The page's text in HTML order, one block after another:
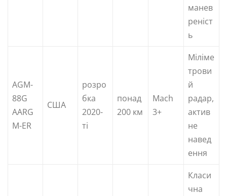
манев
реніст
ь
AGM-
88G
AARG
M-ER
США
розро
бка
2020-
ті
понад
200 км
Mach
3+
Міліме
трови
й
радар,
актив
не
навед
ення
Класи
чна